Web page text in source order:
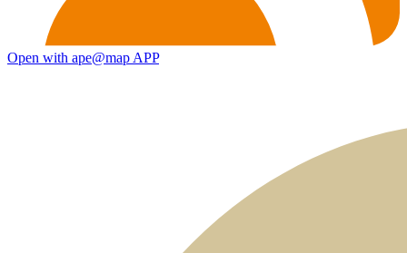
Open with ape@map APP